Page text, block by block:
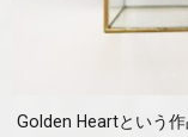
Golden Heartという作